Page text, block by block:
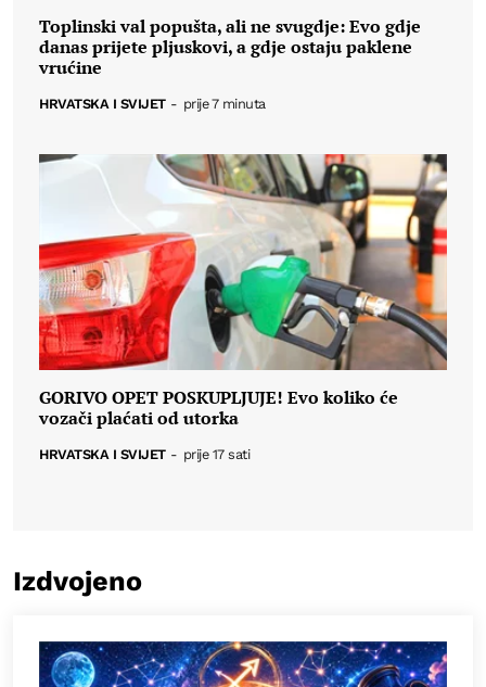
Toplinski val popušta, ali ne svugdje: Evo gdje
danas prijete pljuskovi, a gdje ostaju paklene
vrućine
HRVATSKA I SVIJET - prije 7 minuta
GORIVO OPET POSKUPLJUJE! Evo koliko će
vozači plaćati od utorka
HRVATSKA I SVIJET - prije 17 sati
Izdvojeno